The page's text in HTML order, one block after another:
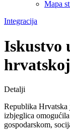
Mapa
Integracija
Iskustvo
Detalji
Republika Hrvatska
izbjeglica
gospodarskom,